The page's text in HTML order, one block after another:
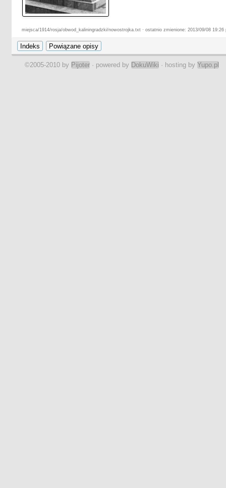
miejsca/1914/rosja/obwod_kaliningradzki/nowostrojka.txt · ostatnio zmienione: 2013/09/08 19:26
©2005-2010 by Pijoter · powered by DokuWiki · hosting by Yupo.pl